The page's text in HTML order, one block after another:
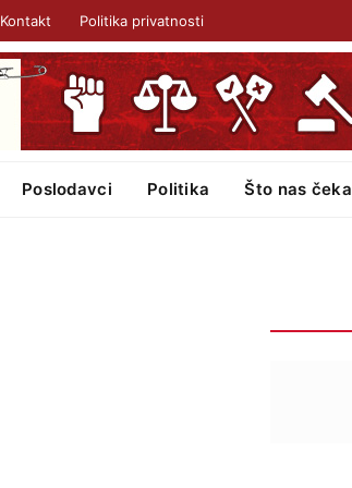
Kontakt Politika privatnosti
Poslodavci Politika Što nas čeka